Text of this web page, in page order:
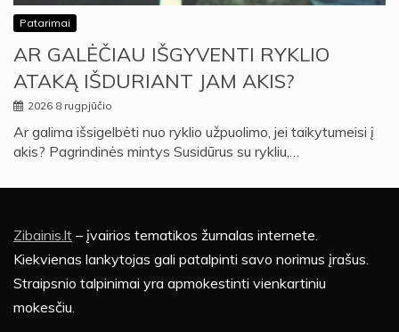
Patarimai
AR GALĖČIAU IŠGYVENTI RYKLIO
ATAKĄ IŠDURIANT JAM AKIS?
2026 8 rugpjūčio
Ar galima išsigelbėti nuo ryklio užpuolimo, jei taikytumeisi į
akis? Pagrindinės mintys Susidūrus su rykliu,…
Zibainis.lt – įvairios tematikos žurnalas internete.
Kiekvienas lankytojas gali patalpinti savo norimus įrašus.
Straipsnio talpinimai yra apmokestinti vienkartiniu
mokesčiu.